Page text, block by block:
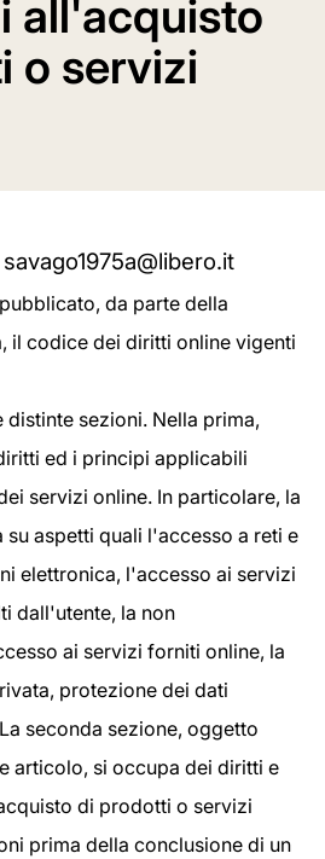
all'acquisto
o servizi
savago1975a@libero.it
da parte della
il codice dei diritti online vigenti
sezioni. Nella prima,
ed i principi applicabili
servizi online. In particolare, la
aspetti quali l'accesso a reti e
elettronica, l'accesso ai servizi
dall'utente, la non
ai servizi forniti online, la
protezione dei dati
seconda sezione, oggetto
articolo, si occupa dei diritti e
di prodotti o servizi
prima della conclusione di un